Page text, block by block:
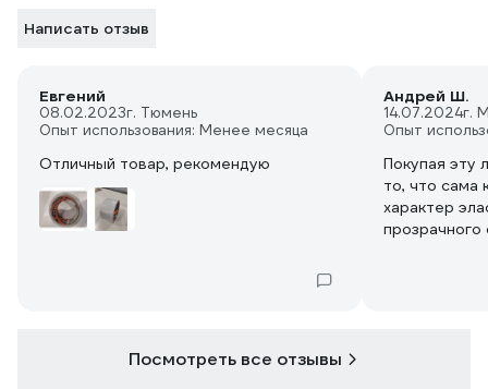
Написать отзыв
Евгений
08.02.2023г. Тюмень
Опыт использования: Менее месяца
Отличный товар, рекомендую
Андрей Ш.
14.07.2024г.
Опыт
Покупая эту
то, что сама
характер
прозрачного
Посмотреть все отзывы